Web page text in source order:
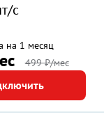
с
на 1 месяц
499 ₽/мес